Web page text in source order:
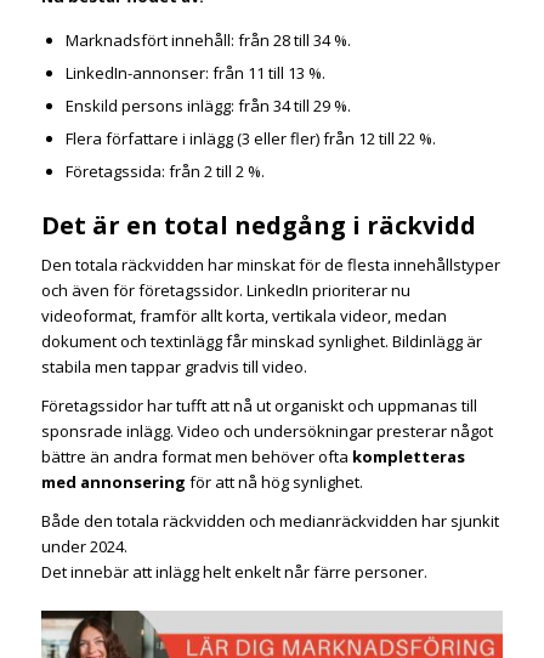
Marknadsfört innehåll: från 28 till 34 %.
LinkedIn-annonser: från 11 till 13 %.
Enskild persons inlägg: från 34 till 29 %.
Flera författare i inlägg (3 eller fler) från 12 till 22 %.
Företagssida: från 2 till 2 %.
Det är en total nedgång i räckvidd
Den totala räckvidden har minskat för de flesta innehållstyper
och även för företagssidor. LinkedIn prioriterar nu
videoformat, framför allt korta, vertikala videor, medan
dokument och textinlägg får minskad synlighet. Bildinlägg är
stabila men tappar gradvis till video.
Företagssidor har tufft att nå ut organiskt och uppmanas till
sponsrade inlägg. Video och undersökningar presterar något
bättre än andra format men behöver ofta kompletteras
med annonsering för att nå hög synlighet.
Både den totala räckvidden och medianräckvidden har sjunkit
under 2024.
Det innebär att inlägg helt enkelt når färre personer.